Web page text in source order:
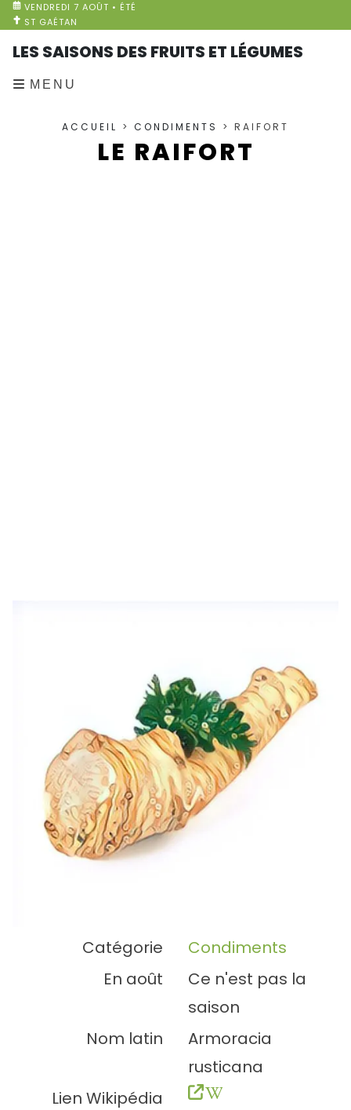
VENDREDI 7 AOÛT • ÉTÉ
ST GAÉTAN
LES SAISONS DES FRUITS ET LÉGUMES
MENU
ACCUEIL > CONDIMENTS > RAIFORT
LE RAIFORT
Catégorie
Condiments
En août
Ce n'est pas la
saison
Nom latin
Armoracia
rusticana
Lien Wikipédia